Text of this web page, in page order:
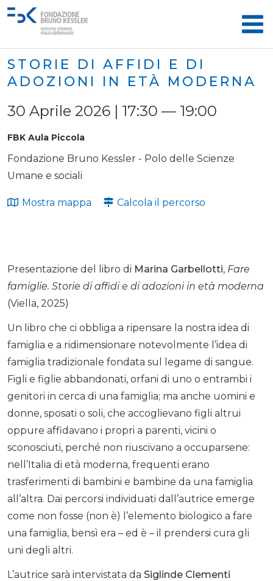
STORIE DI AFFIDI E DI
ADOZIONI IN ETÀ MODERNA
30 Aprile 2026 | 17:30 — 19:00
FBK Aula Piccola
Fondazione Bruno Kessler - Polo delle Scienze
Umane e sociali
Mostra mappa Calcola il percorso
Presentazione del libro di Marina Garbellotti, Fare
famiglie. Storie di affidi e di adozioni in età moderna
(Viella, 2025)
Un libro che ci obbliga a ripensare la nostra idea di
famiglia e a ridimensionare notevolmente l’idea di
famiglia tradizionale fondata sul legame di sangue.
Figli e figlie abbandonati, orfani di uno o entrambi i
genitori in cerca di una famiglia; ma anche uomini e
donne, sposati o soli, che accoglievano figli altrui
oppure affidavano i propri a parenti, vicini o
sconosciuti, perché non riuscivano a occuparsene:
nell’Italia di età moderna, frequenti erano
trasferimenti di bambini e bambine da una famiglia
all’altra. Dai percorsi individuati dall’autrice emerge
come non fosse (non è) l’elemento biologico a fare
una famiglia, bensì era – ed è – il prendersi cura gli
uni degli altri.
L’autrice sarà intervistata da Siglinde Clementi